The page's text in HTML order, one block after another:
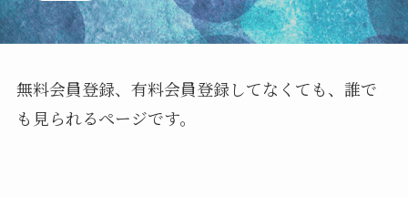
無料会員登録、有料会員登録してなくても、誰で
も見られるページです。